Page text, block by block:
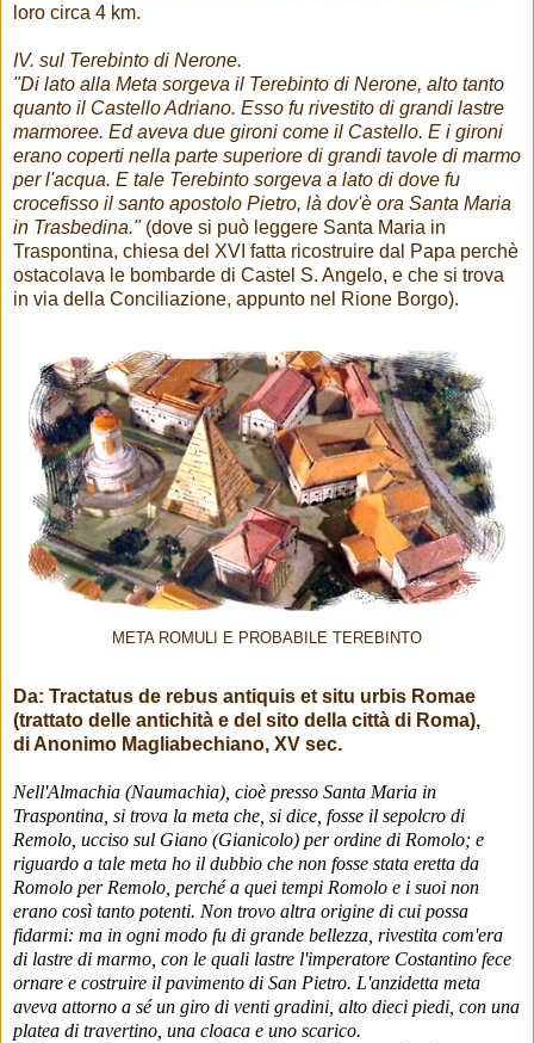
loro circa 4 km.
IV. sul Terebinto di Nerone.
"Di lato alla Meta sorgeva il Terebinto di Nerone, alto tanto
quanto il Castello Adriano. Esso fu rivestito di grandi lastre
marmoree. Ed aveva due gironi come il Castello. E i gironi
erano coperti nella parte superiore di grandi tavole di marmo
per l'acqua. E tale Terebinto sorgeva a lato di dove fu
crocefisso il santo apostolo Pietro, là dov'è ora Santa Maria
in Trasbedina."(dove si può leggere Santa Maria in
Traspontina, chiesa del XVI fatta ricostruire dal Papa perchè
ostacolava le bombarde di Castel S. Angelo, e che si trova
in via della Conciliazione, appunto nel Rione Borgo).
META ROMULI E PROBABILE TEREBINTO
Da: Tractatus de rebus antiquis et situ urbis Romae
(trattato delle antichità e del sito della città di Roma),
di Anonimo Magliabechiano, XV sec.
Nell'Almachia (Naumachia), cioè presso Santa Maria in
Traspontina, si trova la meta che, si dice, fosse il sepolcro di
Remolo, ucciso sul Giano (Gianicolo) per ordine di Romolo; e
riguardo a tale meta ho il dubbio che non fosse stata eretta da
Romolo per Remolo, perché a quei tempi Romolo e i suoi non
erano così tanto potenti. Non trovo altra origine di cui possa
fidarmi: ma in ogni modo fu di grande bellezza, rivestita com'era
di lastre di marmo, con le quali lastre l'imperatore Costantino fece
ornare e costruire il pavimento di San Pietro. L'anzidetta meta
aveva attorno a sé un giro di venti gradini, alto dieci piedi, con una
platea di travertino, una cloaca e uno scarico.